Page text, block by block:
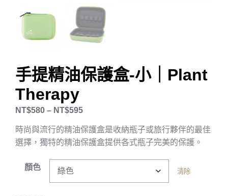
手提精油保護盒-小｜Plant
Therapy
NT$580 – NT$595
時尚與流行的精油保護盒是收納瓶子或旅行夥伴的最佳
選擇，獨特的精油保護盒提供各式瓶子完美的保護。
顏色 清除